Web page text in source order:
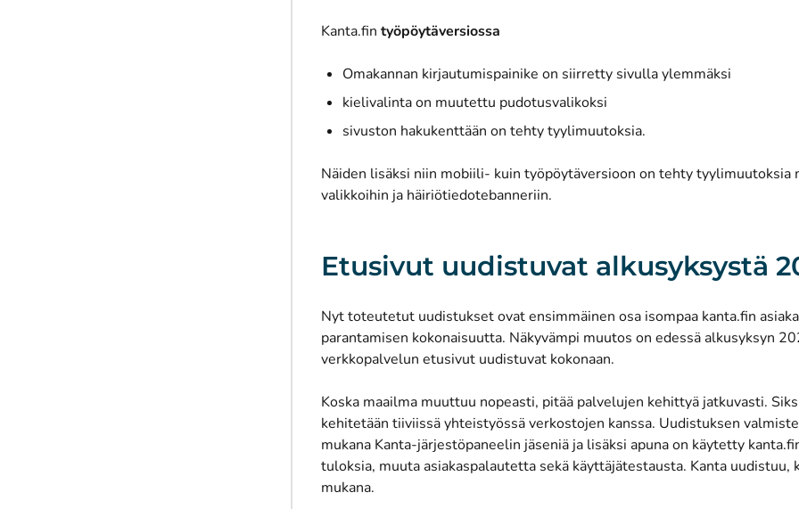
Kanta.fin työpöytäversiossa
Omakannan kirjautumispainike on siirretty sivulla ylemmäksi
kielivalinta on muutettu pudotusvalikoksi
sivuston hakukenttään on tehty tyylimuutoksia.
Näiden lisäksi niin mobiili- kuin työpöytäversioon on tehty tyylimuutoksia
valikkoihin ja häiriötiedotebanneriin.
Etusivut uudistuvat alkusyksystä
Nyt toteutetut uudistukset ovat ensimmäinen osa isompaa kanta.fin
parantamisen kokonaisuutta. Näkyvämpi muutos on edessä alkusyksyn
verkkopalvelun etusivut uudistuvat kokonaan.
Koska maailma muuttuu nopeasti, pitää palvelujen kehittyä jatkuvasti.
kehitetään tiiviissä yhteistyössä verkostojen kanssa. Uudistuksen
mukana Kanta-järjestöpaneelin jäseniä ja lisäksi apuna on käytetty
tuloksia, muuta asiakaspalautetta sekä käyttäjätestausta. Kanta uudistuu,
mukana.